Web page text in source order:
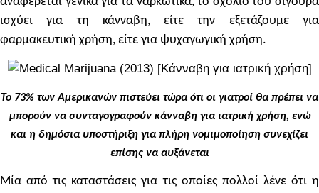
ισχύει για τη κάνναβη, είτε την εξετάζουμε για
φαρμακευτική χρήση, είτε για ψυχαγωγική χρήση.
Το 73% των Αμερικανών πιστεύει τώρα ότι οι γιατροί θα πρέπει να
μπορούν να συνταγογραφούν κάνναβη για ιατρική χρήση, ενώ
και η δημόσια υποστήριξη για πλήρη νομιμοποίηση συνεχίζει
επίσης να αυξάνεται
Μία από τις καταστάσεις για τις οποίες πολλοί λένε ότι η